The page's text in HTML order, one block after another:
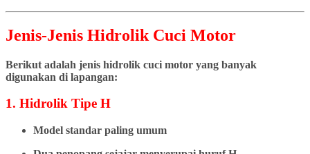
Jenis-Jenis Hidrolik Cuci Motor
Berikut adalah jenis hidrolik cuci motor yang banyak
digunakan di lapangan:
1. Hidrolik Tipe H
Model standar paling umum